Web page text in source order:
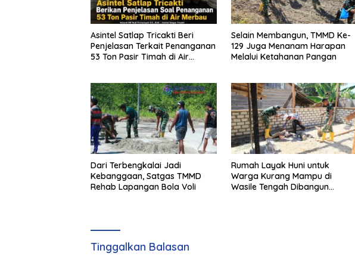
Asintel Satlap Tricakti Beri
Penjelasan Terkait Penanganan
53 Ton Pasir Timah di Air
Selain Membangun, TMMD Ke-
129 Juga Menanam Harapan
Melalui Ketahanan Pangan
Dari Terbengkalai Jadi
Kebanggaan, Satgas TMMD
Rehab Lapangan Bola Voli
Rumah Layak Huni untuk
Warga Kurang Mampu di
Wasile Tengah Dibangun
Tinggalkan Balasan